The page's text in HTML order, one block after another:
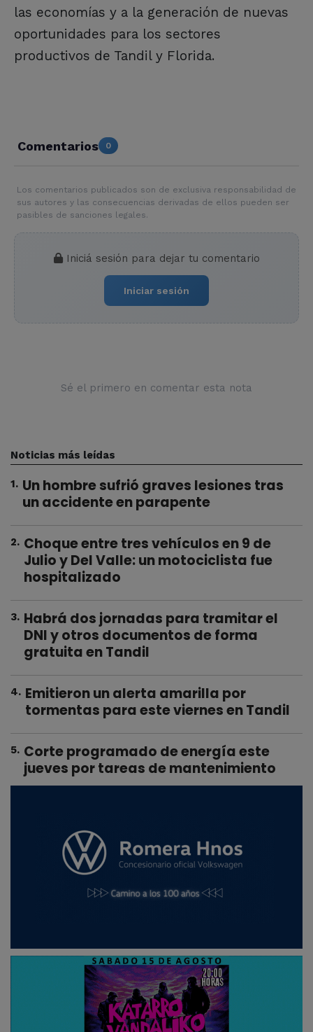
las economías y a la generación de nuevas
oportunidades para los sectores
productivos de Tandil y Florida.
Comentarios 0
Los comentarios publicados son de exclusiva responsabilidad de
sus autores y las consecuencias derivadas de ellos pueden ser
pasibles de sanciones legales.
Iniciá sesión para dejar tu comentario
Iniciar sesión
Sé el primero en comentar esta nota
Noticias más leídas
1. Un hombre sufrió graves lesiones tras
un accidente en parapente
2. Choque entre tres vehículos en 9 de
Julio y Del Valle: un motociclista fue
hospitalizado
3. Habrá dos jornadas para tramitar el
DNI y otros documentos de forma
gratuita en Tandil
4. Emitieron un alerta amarilla por
tormentas para este viernes en Tandil
5. Corte programado de energía este
jueves por tareas de mantenimiento